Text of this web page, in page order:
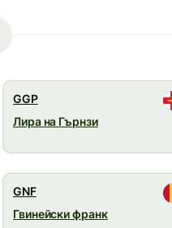
GGP
Лира на Гърнзи
GNF
Гвинейски франк